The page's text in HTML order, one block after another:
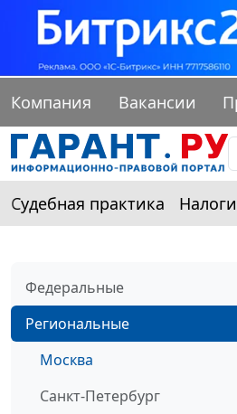
Компания Вакансии
Судебная практика
Федеральные
Региональные
Москва
Санкт-Петербург